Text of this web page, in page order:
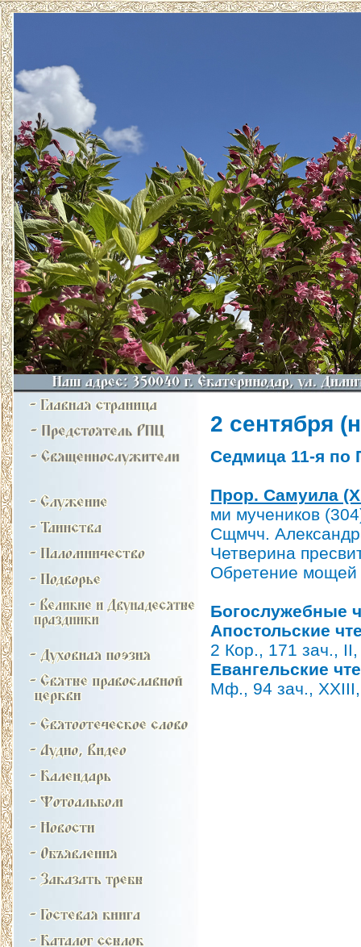
2 сентября
Седмица 11-я по
Прор. Самуила
ми мучеников
Сщмчч.
Четверина
Обретение мощей
Богослужебные
Апостольские
2 Кор., 171 зач.,
Евангельские
Мф., 94 зач.,